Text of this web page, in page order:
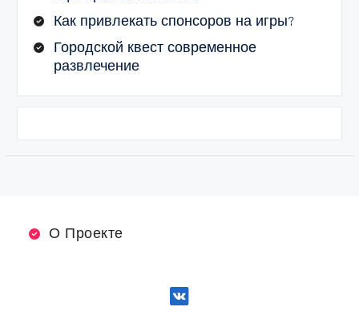
Как привлекать спонсоров на игры?
Городской квест современное
развлечение
О Проекте